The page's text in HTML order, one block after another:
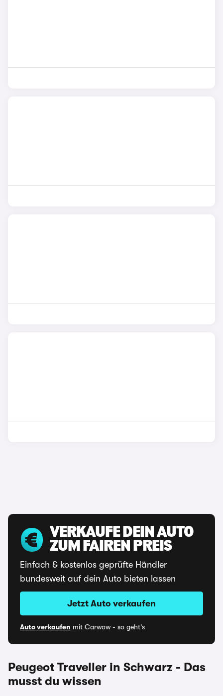
VERKAUFE DEIN AUTO
ZUM FAIREN PREIS
Einfach & kostenlos geprüfte Händler
bundesweit auf dein Auto bieten lassen
Jetzt Auto verkaufen
Auto verkaufen mit Carwow - so geht's
Peugeot Traveller in Schwarz - Das
musst du wissen